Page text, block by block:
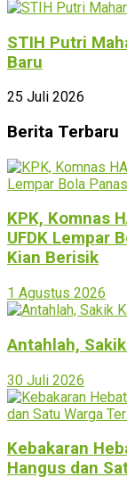
STIH Putri
Baru
25 Juli 2026
Berita Terbaru
KPK, Komnas
UFDK Lempar
Kian Berisik
1 Agustus 2026
Antahlah,
30 Juli 2026
Kebakaran
Hangus dan